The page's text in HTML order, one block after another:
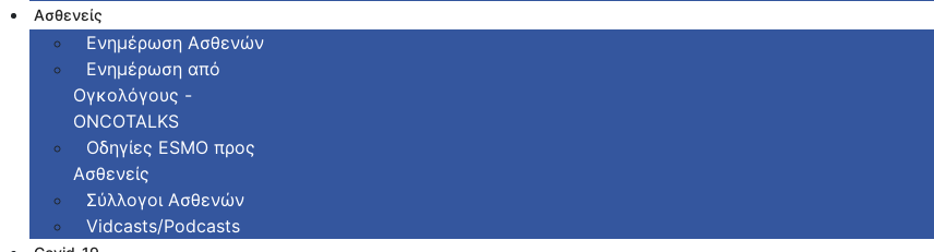
Ασθενείς
Ενημέρωση Ασθενών
Ενημέρωση από
Ογκολόγους -
ONCOTALKS
Οδηγίες ESMO προς
Ασθενείς
Σύλλογοι Ασθενών
Vidcasts/Podcasts